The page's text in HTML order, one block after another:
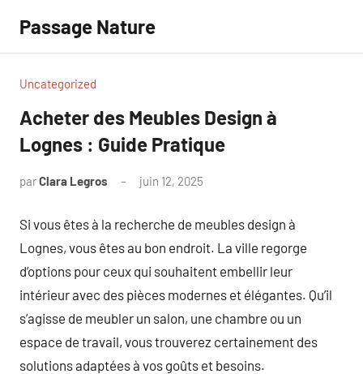
contenu
Passage Nature
Uncategorized
Acheter des Meubles Design à
Lognes : Guide Pratique
parClara Legros juin 12, 2025
Si vous êtes à la recherche de meubles design à
Lognes, vous êtes au bon endroit. La ville regorge
d’options pour ceux qui souhaitent embellir leur
intérieur avec des pièces modernes et élégantes. Qu’il
s’agisse de meubler un salon, une chambre ou un
espace de travail, vous trouverez certainement des
solutions adaptées à vos goûts et besoins.